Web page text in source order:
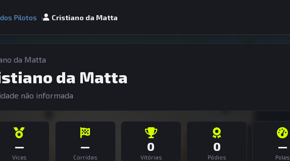
Pilotos Cristiano da Matta
da Matta
da Matta
não informada
—
Vices
—
Corridas
0
Vitórias
0
Pódios
—
Poles